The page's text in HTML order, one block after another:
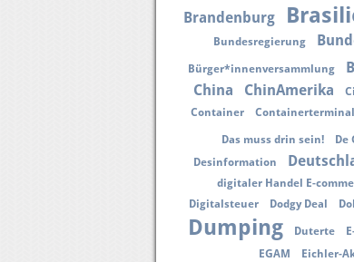
Brandenburg
Bundesregierung
Bürger*innenversammlung
China
ChinAmerika
Container
Containerterminal
Das muss drin sein! De
Desinformation
digitaler Handel E-
Digitalsteuer
Dodgy Deal
Dumping Duterte
EGAM Eichler-